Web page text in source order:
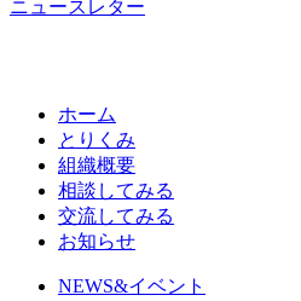
ニュースレター
ホーム
とりくみ
組織概要
相談してみる
交流してみる
お知らせ
NEWS&イベント